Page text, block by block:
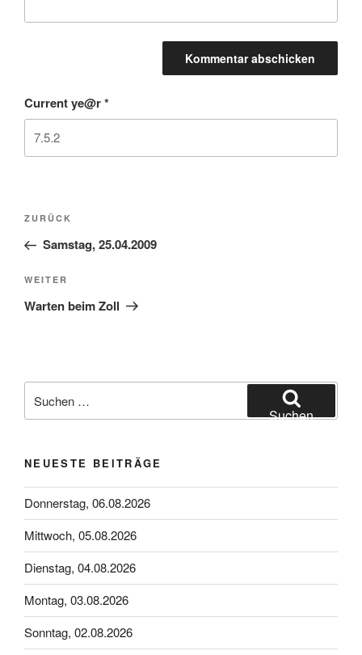
Current ye@r*
Beitragsnavigation
Vorheriger
Beitrag
ZURÜCK
Samstag, 25.04.2009
Nächster
Beitrag
WEITER
Warten beim Zoll
nach:
Suchen
NEUESTE BEITRÄGE
Donnerstag, 06.08.2026
Mittwoch, 05.08.2026
Dienstag, 04.08.2026
Montag, 03.08.2026
Sonntag, 02.08.2026